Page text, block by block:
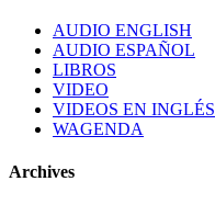
AUDIO ENGLISH
AUDIO ESPAÑOL
LIBROS
VIDEO
VIDEOS EN INGLÉS
WAGENDA
Archives